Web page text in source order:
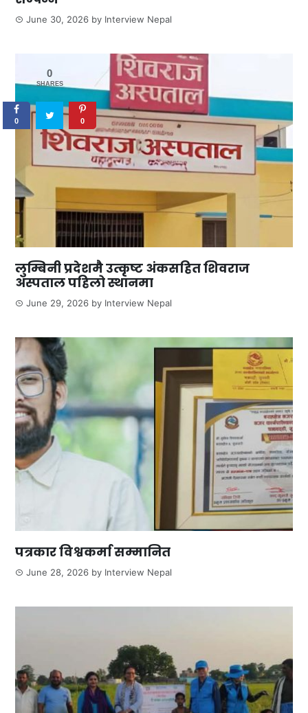
June 30, 2026 by Interview Nepal
लुम्बिनी प्रदेशमै उत्कृष्ट अंकसहित शिवराज
अस्पताल पहिलो स्थानमा
June 29, 2026 by Interview Nepal
पत्रकार विश्वकर्मा सम्मानित
June 28, 2026 by Interview Nepal
0
SHARES
0 0